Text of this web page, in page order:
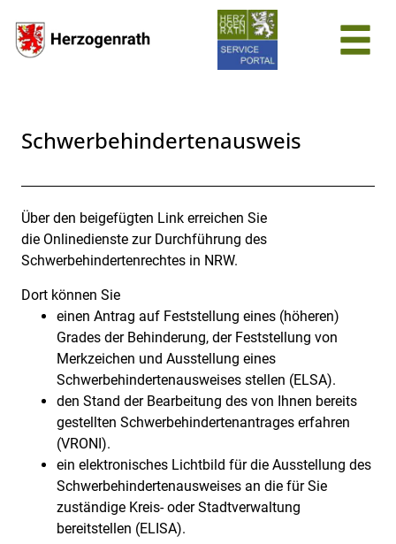
Schwerbehindertenausweis
Beschreibung
Über den beigefügten Link erreichen Sie
die Onlinedienste zur Durchführung des
Schwerbehindertenrechtes in NRW.
Dort können Sie
einen Antrag auf Feststellung eines (höheren)
Grades der Behinderung, der Feststellung von
Merkzeichen und Ausstellung eines
Schwerbehindertenausweises stellen (ELSA).
den Stand der Bearbeitung des von Ihnen bereits
gestellten Schwerbehindertenantrages erfahren
(VRONI).
ein elektronisches Lichtbild für die Ausstellung des
Schwerbehindertenausweises an die für Sie
zuständige Kreis- oder Stadtverwaltung
bereitstellen (ELISA).